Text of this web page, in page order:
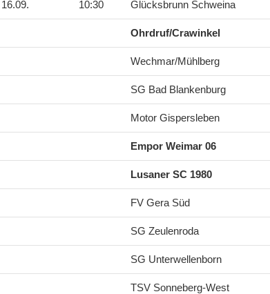
16.09. 10:30 Glücksbrunn Schweina
Ohrdruf/Crawinkel
Wechmar/Mühlberg
SG Bad Blankenburg
Motor Gispersleben
Empor Weimar 06
Lusaner SC 1980
FV Gera Süd
SG Zeulenroda
SG Unterwellenborn
TSV Sonneberg-West